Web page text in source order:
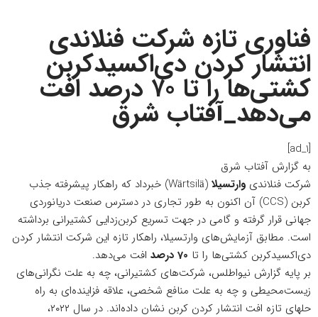
فناوری تازه شرکت فنلاندی
انتشار کردن دی‌اکسیدکربن
کشتی‌ها را تا ۷۰ درصد افت
می‌دهد_آفتاب شرق
[ad_1]
به گزارش آفتاب شرق
شرکت فنلاندی وارتسیلا
(Wärtsilä) خبرداد که راهکار پیشرفته جذب
کربن (CCS) آن اکنون به طور تجاری در دسترس صنعت دریانوردی
جهانی قرار گرفته و گامی در جهت تسریع کربن‌زدایی کشتیرانی برداشته
است. مطابق آزمایش‌های وارتسیلا، راهکار تازه این شرکت انتشار کردن
دی‌اکسیدکربن کشتی‌ها را تا
افت می‌دهد.
بر پایه گزارش نیواطلس، شرکت‌های کشتیرانی، چه به علت نگرانی‌های
زیست‌محیطی و چه به علت منافع شخصی، علاقه فزاینده‌ای به راه
حلهای تازه افت انتشار کردن کربن نشان داده‌اند. در سال ۲۰۲۲،